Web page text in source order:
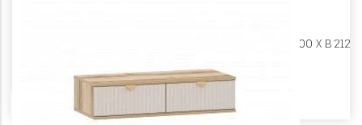
Ш 1200 X Г 400 X В 212